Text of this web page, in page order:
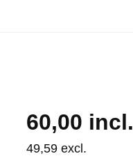
60,00 incl.
49,59 excl.